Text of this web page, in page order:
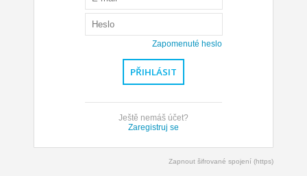
Zapomenuté heslo
Ještě nemáš účet?
Zaregistruj se
Zapnout šifrované spojení (https)